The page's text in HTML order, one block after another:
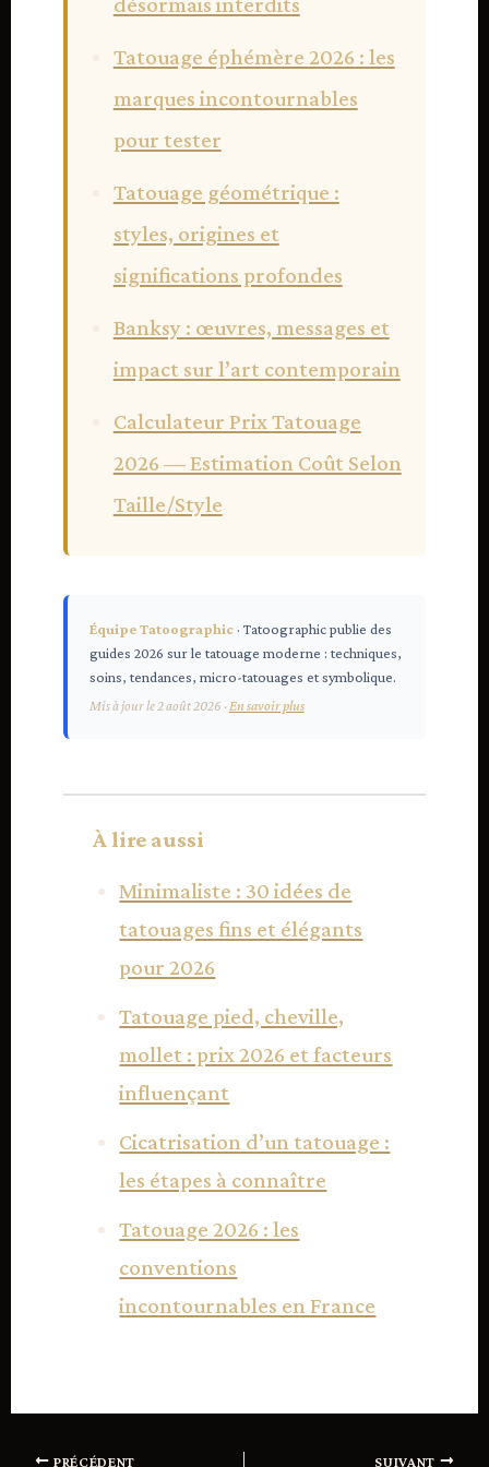
Tatouage éphémère 2026 : les
marques incontournables
pour tester
Tatouage géométrique :
styles, origines et
significations profondes
Banksy : œuvres, messages et
impact sur l’art contemporain
Calculateur Prix Tatouage
2026 — Estimation Coût Selon
Taille/Style
Équipe Tatoographic· Tatoographic publie des
guides 2026 sur le tatouage moderne : techniques,
soins, tendances, micro-tatouages et symbolique.
Mis à jour le 2 août 2026 · En savoir plus
À lire aussi
Minimaliste : 30 idées de
tatouages fins et élégants
pour 2026
Tatouage pied, cheville,
mollet : prix 2026 et facteurs
influençant
Cicatrisation d’un tatouage :
les étapes à connaître
Tatouage 2026 : les
conventions
incontournables en France
PRÉCÉDENT SUIVANT